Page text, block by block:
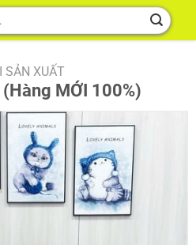
SẢN XUẤT
MỚI 100%)